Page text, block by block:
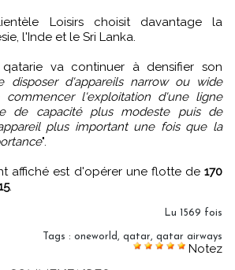
Loisirs choisit davantage la
l'Inde et le Sri Lanka.
va continuer à densifier son
disposer d'appareils narrow ou wide
l'exploitation d'une ligne
de capacité plus modeste puis de
plus important une fois que la
".
affiché est d'opérer une flotte de 170
.
Lu 1569 fois
Tags : oneworld, qatar, qatar airways
Notez